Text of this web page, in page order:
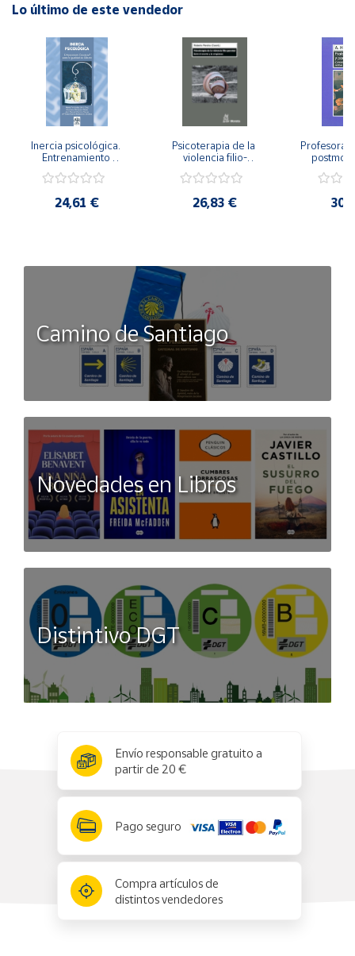
Lo último de este vendedor
Inercia psicológica.
Entrenamiento
Igualdad de Género.
24,61 €
Psicoterapia de la
violencia filio-
secreto y la
26,83 €
Camino de Santiago
Novedades en Libros
Distintivo DGT
Envío responsable gratuito a
partir de 20 €
Pago seguro
Compra artículos de
distintos vendedores